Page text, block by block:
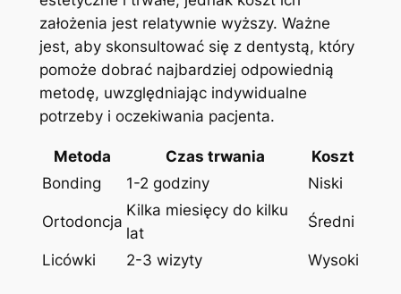
założenia jest relatywnie⁤ wyższy.‍ Ważne
jest, aby skonsultować się z dentystą, który
pomoże dobrać​ najbardziej odpowiednią
metodę, ⁢uwzględniając indywidualne
potrzeby i ‍oczekiwania pacjenta.
Metoda Czas trwania
Koszt
Bonding
1-2‍ godziny Niski
Ortodoncja
Kilka miesięcy do kilku
lat
Średni
Licówki 2-3 ⁣wizyty Wysoki